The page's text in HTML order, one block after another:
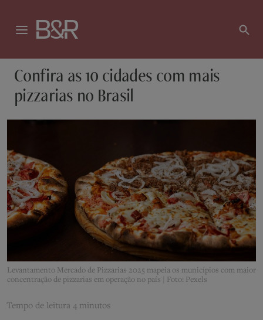
Confira as 10 cidades com mais
pizzarias no Brasil
Levantamento Mercado de Pizzarias 2025 mapeia os municípios com maior
concentração de pizzarias em operação no país | Foto: Pexels
Tempo de leitura4 minutos